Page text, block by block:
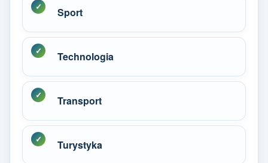
Sport
Technologia
Transport
Turystyka